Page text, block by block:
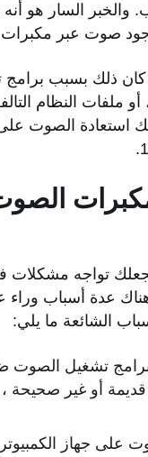
والخبر السار هو
صوت عبر مكبرات
ذلك بسبب برامج
ملفات النظام
استعادة الصوت
تجعلك تواجه
ويندوز 11. يمكن أن يكون
تشغيل الصوت
أو غير
على جهاز